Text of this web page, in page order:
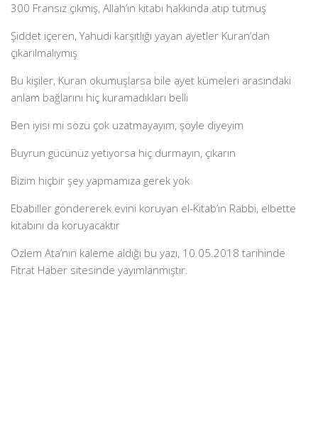
300 Fransız çıkmış, Allah’ın kitabı hakkında atıp tutmuş
Şiddet içeren, Yahudi karşıtlığı yayan ayetler Kuran’dan
çıkarılmalıymış
Bu kişiler, Kuran okumuşlarsa bile ayet kümeleri arasındaki
anlam bağlarını hiç kuramadıkları belli
Ben iyisi mi sözü çok uzatmayayım, şöyle diyeyim
Buyrun gücünüz yetiyorsa hiç durmayın, çıkarın
Bizim hiçbir şey yapmamıza gerek yok
Ebabiller göndererek evini koruyan el-Kitab’ın Rabbi, elbette
kitabını da koruyacaktır
Özlem Ata’nın kaleme aldığı bu yazı, 10.05.2018 tarihinde
Fıtrat Haber sitesinde yayımlanmıştır.